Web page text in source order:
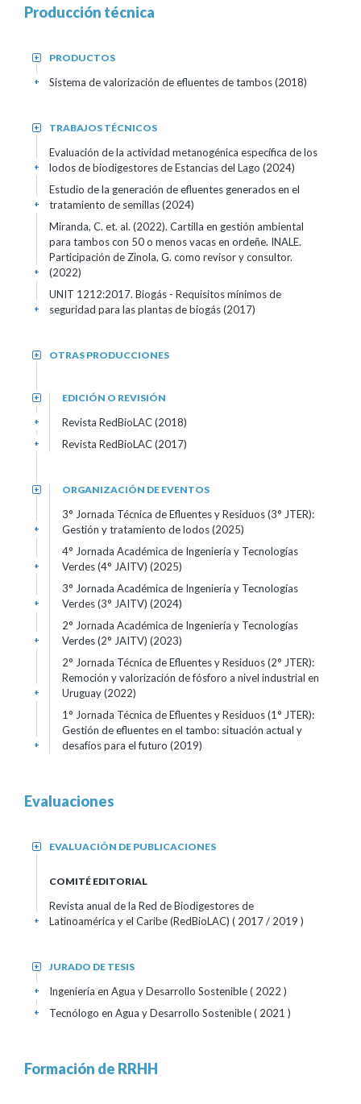
Producción técnica
PRODUCTOS
+
Sistema de valorización de efluentes de tambos (2018)
+
TRABAJOS TÉCNICOS
+
Evaluación de la actividad metanogénica específica de los
lodos de biodigestores de Estancias del Lago (2024)
+
Estudio de la generación de efluentes generados en el
tratamiento de semillas (2024)
+
Miranda, C. et. al. (2022). Cartilla en gestión ambiental
para tambos con 50 o menos vacas en ordeñe. INALE.
Participación de Zinola, G. como revisor y consultor.
(2022)
+
UNIT 1212:2017. Biogás - Requisitos mínimos de
seguridad para las plantas de biogás (2017)
+
OTRAS PRODUCCIONES
+
EDICIÓN O REVISIÓN
+
Revista RedBioLAC (2018)
+
Revista RedBioLAC (2017)
+
ORGANIZACIÓN DE EVENTOS
+
3° Jornada Técnica de Efluentes y Residuos (3° JTER):
Gestión y tratamiento de lodos (2025)
+
4° Jornada Académica de Ingeniería y Tecnologías
Verdes (4° JAITV) (2025)
+
3° Jornada Académica de Ingeniería y Tecnologías
Verdes (3° JAITV) (2024)
+
2° Jornada Académica de Ingeniería y Tecnologías
Verdes (2° JAITV) (2023)
+
2° Jornada Técnica de Efluentes y Residuos (2° JTER):
Remoción y valorización de fósforo a nivel industrial en
Uruguay (2022)
+
1° Jornada Técnica de Efluentes y Residuos (1° JTER):
Gestión de efluentes en el tambo: situación actual y
desafíos para el futuro (2019)
+
Evaluaciones
EVALUACIÓN DE PUBLICACIONES
+
COMITÉ EDITORIAL
Revista anual de la Red de Biodigestores de
Latinoamérica y el Caribe (RedBioLAC) ( 2017 / 2019 )
+
JURADO DE TESIS
+
Ingeniería en Agua y Desarrollo Sostenible( 2022 )
+
Tecnólogo en Agua y Desarrollo Sostenible( 2021 )
+
Formación de RRHH